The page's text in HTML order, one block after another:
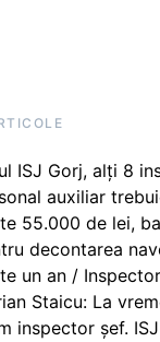
ISJ Gorj, alți 8
auxiliar
55.000 de lei,
decontarea
un an /
Staicu: La
inspector șef.